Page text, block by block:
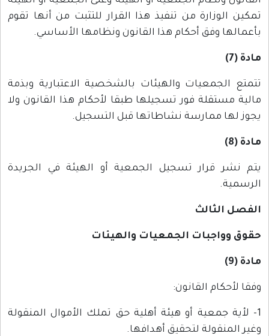
تمكين الوزارة من تنفيذ هذا القرار للتثبت من أنها تقوم
بأعمالها وفق أحكام هذا القانون ونظامها الأساسي.
مادة (7)
تتمتع الجمعيات والهيئات بالشخصية الاعتبارية وبذمة
مالية مستقلة فور تسجيلها طبقا لأحكام هذا القانون ولا
يجوز لها ممارسة نشاطاتها قبل التسجيل.
مادة (8)
يتم نشر قرار تسجيل الجمعية أو الهيئة في الجريدة
الرسمية.
الفصل الثالث
حقوق وواجبات الجمعيات والهيئات
مادة (9)
وفقا لأحكام القانون:
1- لأية جمعية أو هيئة أهلية حق تملك الأموال المنقولة
وغير المنقولة لتحقيق أهدافها.